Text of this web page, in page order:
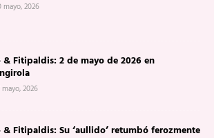
mayo, 2026
& Fitipaldis: 2 de mayo de 2026 en
mayo, 2026
& Fitipaldis: Su ‘aullido’ retumbó ferozmente